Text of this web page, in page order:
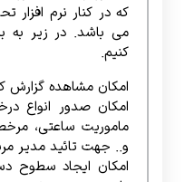
می باشد. در زیر به
کنیم.
امکان مشاهده گزارش
امکان صدور انواع
ماموریت ساعتی،
و.. جهت تائید مدیر
امکان ایجاد سطوح